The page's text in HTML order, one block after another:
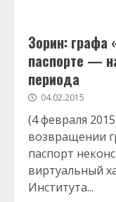
Зорин: графа
паспорте —
периода
04.02.2015
(4 февраля
возвращении
паспорт
виртуальный
Института...